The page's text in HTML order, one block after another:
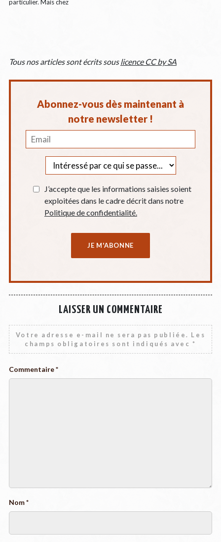
particulier. Mais chez
Tous nos articles sont écrits sous licence CC by SA
Abonnez-vous dès maintenant à
notre newsletter !
J’accepte que les informations saisies soient
exploitées dans le cadre décrit dans notre
Politique de confidentialité.
LAISSER UN COMMENTAIRE
Votre adresse e-mail ne sera pas publiée. Les
champs obligatoires sont indiqués avec*
Commentaire*
Nom*